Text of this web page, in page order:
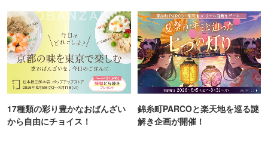
17種類の彩り豊かなおばんざい
から自由にチョイス！
錦糸町PARCOと楽天地を巡る謎
解き企画が開催！